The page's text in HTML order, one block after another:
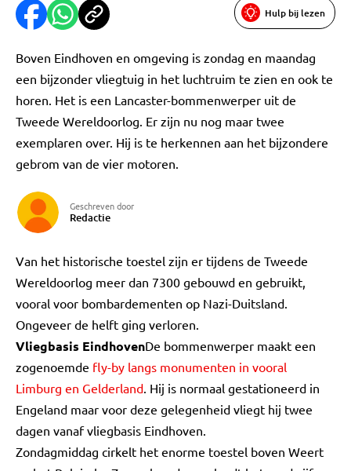
Hulp bij lezen
Boven Eindhoven en omgeving is zondag en maandag
een bijzonder vliegtuig in het luchtruim te zien en ook te
horen. Het is een Lancaster-bommenwerper uit de
Tweede Wereldoorlog. Er zijn nu nog maar twee
exemplaren over. Hij is te herkennen aan het bijzondere
gebrom van de vier motoren.
Geschreven door
Redactie
Van het historische toestel zijn er tijdens de Tweede
Wereldoorlog meer dan 7300 gebouwd en gebruikt,
vooral voor bombardementen op Nazi-Duitsland.
Ongeveer de helft ging verloren.
Vliegbasis EindhovenDe bommenwerper maakt een
zogenoemde fly-by langs monumenten in vooral
Limburg en Gelderland. Hij is normaal gestationeerd in
Engeland maar voor deze gelegenheid vliegt hij twee
dagen vanaf vliegbasis Eindhoven.
Zondagmiddag cirkelt het enorme toestel boven Weert